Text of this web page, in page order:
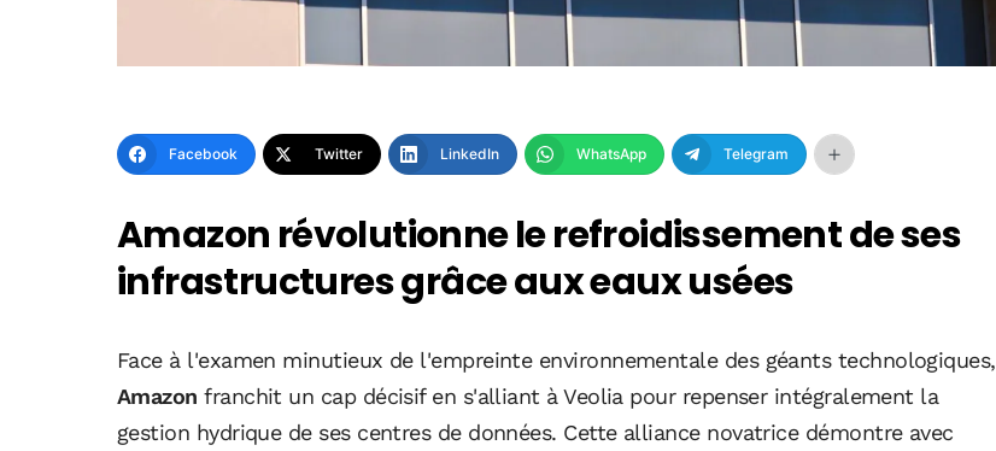
Facebook Twitter LinkedIn WhatsApp Telegram
Amazon révolutionne le refroidissement de ses
infrastructures grâce aux eaux usées
Face à l'examen minutieux de l'empreinte environnementale des géants technologiques,
Amazon franchit un cap décisif en s'alliant à Veolia pour repenser intégralement la
gestion hydrique de ses centres de données. Cette alliance novatrice démontre avec